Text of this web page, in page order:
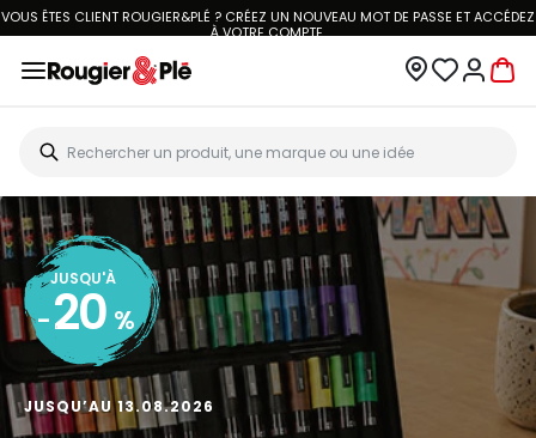
LIVRAISON À DOMICILE OFFERTE DÈS 70€.VOIR CONDITIONS
JUSQU'À
- 30 %
JUSQU’AU 13.09.2026